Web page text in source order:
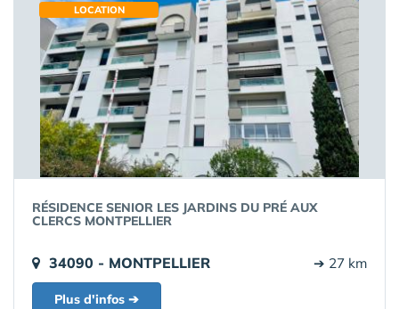
LOCATION
RÉSIDENCE SENIOR LES JARDINS DU PRÉ AUX
CLERCS MONTPELLIER
34090 - MONTPELLIER ➔ 27 km
Plus d'infos ➔